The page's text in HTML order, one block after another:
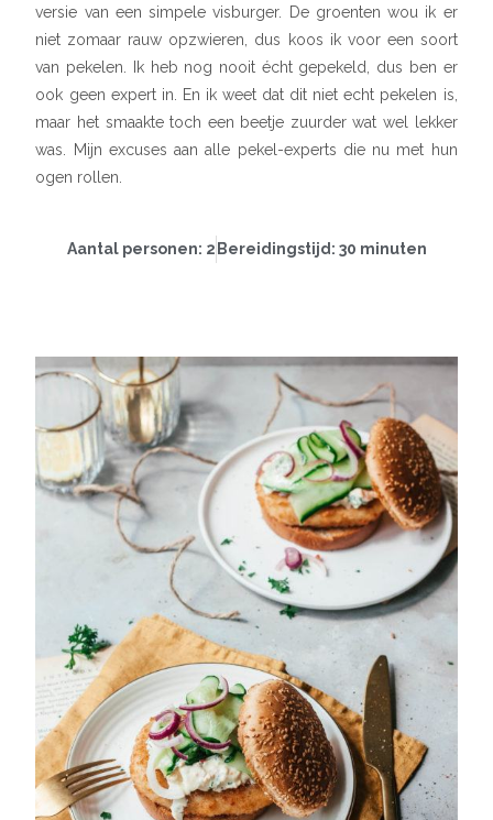
versie van een simpele visburger. De groenten wou ik er
niet zomaar rauw opzwieren, dus koos ik voor een soort
van pekelen. Ik heb nog nooit écht gepekeld, dus ben er
ook geen expert in. En ik weet dat dit niet echt pekelen is,
maar het smaakte toch een beetje zuurder wat wel lekker
was. Mijn excuses aan alle pekel-experts die nu met hun
ogen rollen.
Aantal personen: 2 Bereidingstijd: 30 minuten